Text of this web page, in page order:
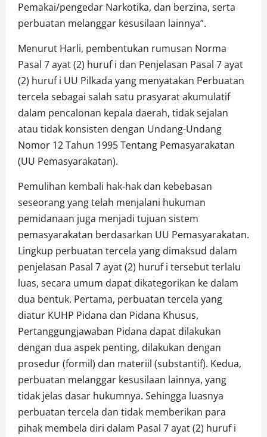
Pemakai/pengedar Narkotika, dan berzina, serta
perbuatan melanggar kesusilaan lainnya”.
Menurut Harli, pembentukan rumusan Norma
Pasal 7 ayat (2) huruf i dan Penjelasan Pasal 7 ayat
(2) huruf i UU Pilkada yang menyatakan Perbuatan
tercela sebagai salah satu prasyarat akumulatif
dalam pencalonan kepala daerah, tidak sejalan
atau tidak konsisten dengan Undang-Undang
Nomor 12 Tahun 1995 Tentang Pemasyarakatan
(UU Pemasyarakatan).
Pemulihan kembali hak-hak dan kebebasan
seseorang yang telah menjalani hukuman
pemidanaan juga menjadi tujuan sistem
pemasyarakatan berdasarkan UU Pemasyarakatan.
Lingkup perbuatan tercela yang dimaksud dalam
penjelasan Pasal 7 ayat (2) huruf i tersebut terlalu
luas, secara umum dapat dikategorikan ke dalam
dua bentuk. Pertama, perbuatan tercela yang
diatur KUHP Pidana dan Pidana Khusus,
Pertanggungjawaban Pidana dapat dilakukan
dengan dua aspek penting, dilakukan dengan
prosedur (formil) dan materiil (substantif). Kedua,
perbuatan melanggar kesusilaan lainnya, yang
tidak jelas dasar hukumnya. Sehingga luasnya
perbuatan tercela dan tidak memberikan para
pihak membela diri dalam Pasal 7 ayat (2) huruf i